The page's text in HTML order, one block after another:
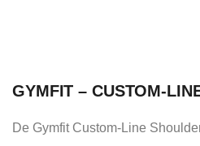
GYMFIT – CUSTOM-
De Gymfit Custom-Line